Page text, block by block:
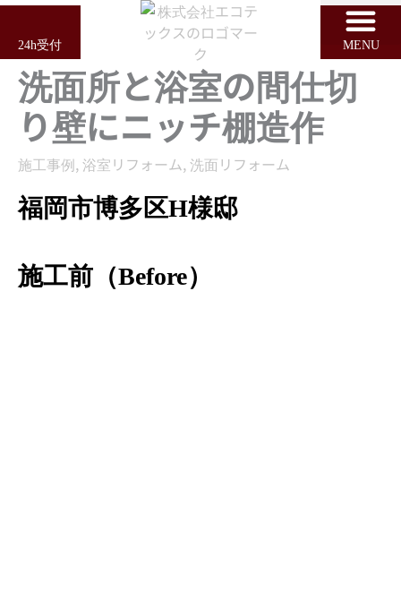
内
24h受付 MENU
洗面所と浴室の間仕切
り壁にニッチ棚造作
施工事例,浴室リフォーム,洗面リフォーム
福岡市博多区H様邸
施工前（Before）